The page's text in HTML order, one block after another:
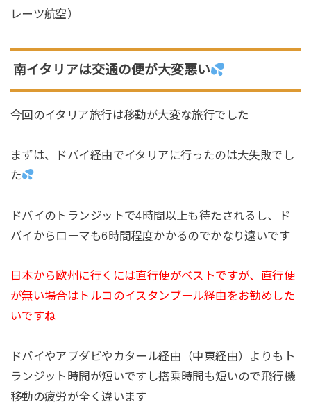
レーツ航空）
南イタリアは交通の便が大変悪い
今回のイタリア旅行は移動が大変な旅行でした
まずは、ドバイ経由でイタリアに行ったのは大失敗でし
た
ドバイのトランジットで4時間以上も待たされるし、ド
バイからローマも6時間程度かかるのでかなり遠いです
日本から欧州に行くには直行便がベストですが、直行便
が無い場合はトルコのイスタンブール経由をお勧めした
いですね
ドバイやアブダビやカタール経由（中東経由）よりもト
ランジット時間が短いですし搭乗時間も短いので飛行機
移動の疲労が全く違います